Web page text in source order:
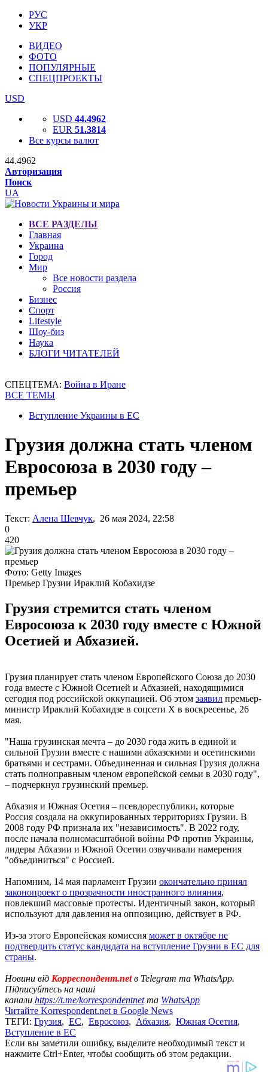
РУС
УКР
ВИДЕО
ФОТО
ПОПУЛЯРНЫЕ
СПЕЦПРОЕКТЫ
USD
USD 44.4962
EUR 51.3814
Все курсы валют
44.4962
Авторизация
Поиск
UA
ВСЕ РАЗДЕЛЫ
Главная
Украина
Город
Мир
Все новости раздела
Россия
Бизнес
Спорт
Lifestyle
Шоу-биз
Наука
БЛОГИ ЧИТАТЕЛЕЙ
СПЕЦТЕМА: Война в Иране
ВСЕ ТЕМЫ
Вступление Украины в ЕС
Грузия должна стать членом
Евросоюза в 2030 году –
премьер
Текст: Алена Шевчук, 26 мая 2024, 22:58
0
420
Фото: Getty Images
Премьер Грузии Ираклий Кобахидзе
Грузия стремится стать членом
Евросоюза к 2030 году вместе с Южной
Осетией и Абхазией.
Грузия планирует стать членом Европейского Союза до 2030
года вместе с Южной Осетией и Абхазией, находящимися
сегодня под российской оккупацией. Об этом заявил премьер-
министр Ираклий Кобахидзе в соцсети X в воскресенье, 26
мая.
"Наша грузинская мечта – до 2030 года жить в единой и
сильной Грузии вместе с нашими абхазскими и осетинскими
братьями и сестрами. Объединенная и сильная Грузия должна
стать полноправным членом европейской семьи в 2030 году",
– подчеркнул грузинский премьер.
Абхазия и Южная Осетия – псевдореспублики, которые
Россия создала на оккупированных территориях Грузии. В
2008 году РФ признала их "независимость". В 2022 году,
после начала полномасштабной войны РФ против Украины,
лидеры Абхазии и Южной Осетии озвучивали намерения
"объединиться" с Россией.
Напомним, 14 мая парламент Грузии окончательно принял
законопроект о прозрачности иностранного влияния,
повлекший массовые протесты. Идентичный закон, который
используют для давления на оппозицию, действует в РФ.
Из-за этого Европейская комиссия может в октябре не
подтвердить статус кандидата на вступление Грузии в ЕС для
страны.
Новини від Корреспондент.netв Telegram та WhatsApp.
Підписуйтесь на наші
канали https://t.me/korrespondentnetта WhatsApp
Читайте Korrespondent.net в Google News
ТЕГИ: Грузия, ЕС, Евросоюз, Абхазия, Южная Осетия,
Вступление в ЕС
Если вы заметили ошибку, выделите необходимый текст и
нажмите Ctrl+Enter, чтобы сообщить об этом редакции.